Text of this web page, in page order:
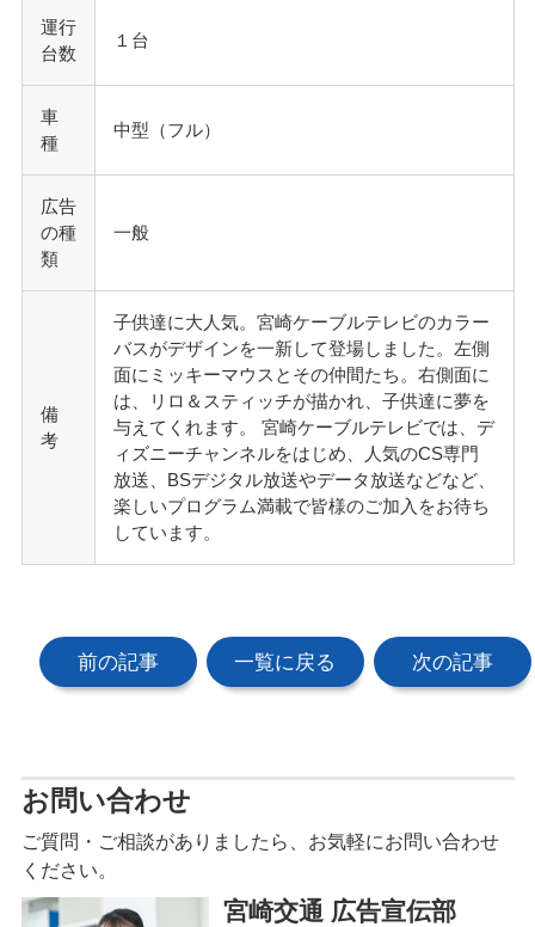
運行
台数
１台
車
種
中型（フル）
広告
の種
類
一般
備
考
子供達に大人気。宮崎ケーブルテレビのカラー
バスがデザインを一新して登場しました。左側
面にミッキーマウスとその仲間たち。右側面に
は、リロ＆スティッチが描かれ、子供達に夢を
与えてくれます。 宮崎ケーブルテレビでは、デ
ィズニーチャンネルをはじめ、人気のCS専門
放送、BSデジタル放送やデータ放送などなど、
楽しいプログラム満載で皆様のご加入をお待ち
しています。
前の記事 一覧に戻る 次の記事
お問い合わせ
ご質問・ご相談がありましたら、お気軽にお問い合わせ
ください。
宮崎交通 広告宣伝部